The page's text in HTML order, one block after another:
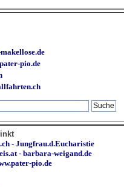
pio.de
-Jungfrau.d.Eucharistie
-barbara-weigand.de
pio.de